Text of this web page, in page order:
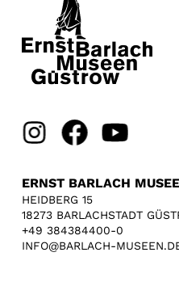
ERNST BARLACH
HEIDBERG 15
18273 BARLACHSTADT
+49 384384400-0
INFO@BARLACH-